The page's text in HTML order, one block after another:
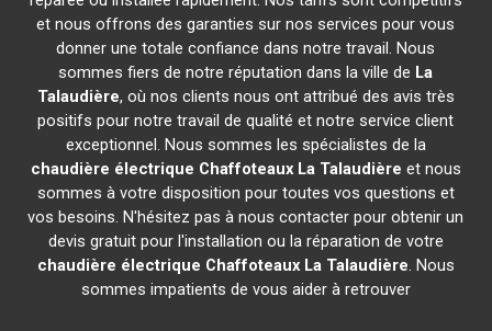
et nous offrons des garanties sur nos services pour vous
donner une totale confiance dans notre travail. Nous
sommes fiers de notre réputation dans la ville de La
Talaudière, où nos clients nous ont attribué des avis très
positifs pour notre travail de qualité et notre service client
exceptionnel. Nous sommes les spécialistes de la
chaudière électrique Chaffoteaux La Talaudière et nous
sommes à votre disposition pour toutes vos questions et
vos besoins. N'hésitez pas à nous contacter pour obtenir un
devis gratuit pour l'installation ou la réparation de votre
chaudière électrique Chaffoteaux La Talaudière. Nous
sommes impatients de vous aider à retrouver